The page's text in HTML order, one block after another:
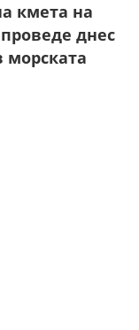
кмета на
днес
морската